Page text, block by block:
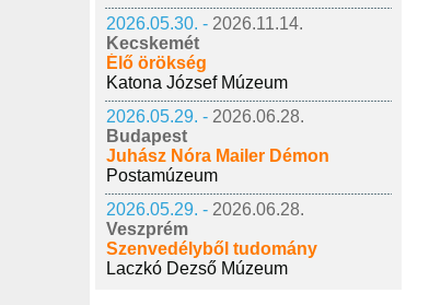
2026.05.30. - 2026.11.14.
Kecskemét
Élő örökség
Katona József Múzeum
2026.05.29. - 2026.06.28.
Budapest
Juhász Nóra Mailer Démon
Postamúzeum
2026.05.29. - 2026.06.28.
Veszprém
Szenvedélyből tudomány
Laczkó Dezső Múzeum